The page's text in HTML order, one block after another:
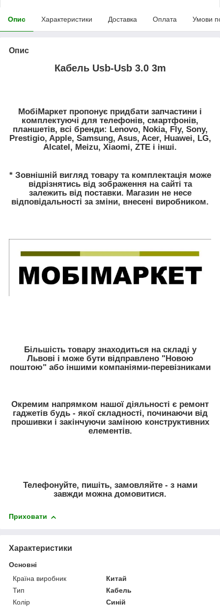
Опис Характеристики Доставка Оплата Умови
Опис
Кабель Usb-Usb 3.0 3m
МобіМаркет пропонує придбати запчастини і
комплектуючі для телефонів, смартфонів,
планшетів, всі бренди: Lenovo, Nokia, Fly, Sony,
Prestigio, Apple, Samsung, Asus, Acer, Huawei, LG,
Alcatel, Meizu, Xiaomi, ZTE і інші.
* Зовнішній вигляд товару та комплектація може
відрізнятись від зображення на сайті та
залежить від поставки. Магазин не несе
відповідальності за зміни, внесені виробником.
Більшість товару знаходиться на складі у
Львові і може бути відправлено "Новою
поштою" або іншими компаніями-перевізниками
Окремим напрямком нашої діяльності є ремонт
гаджетів будь - якої складності, починаючи від
прошивки і закінчуючи заміною конструктивних
елементів.
Телефонуйте, пишіть, замовляйте - з нами
завжди можна домовитися.
Приховати
Характеристики
Основні
Країна виробник
Китай
Тип
Кабель
Колір
Синій